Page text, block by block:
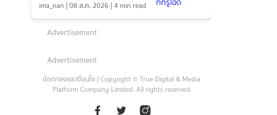
ima_nan |08 ส.ค. 2026 |4 min read
Advertisement
Advertisement
ข้อตกลงและเงื่อนไข | Copyright © True Digital & Media
Platform Company Limited. All rights reserved